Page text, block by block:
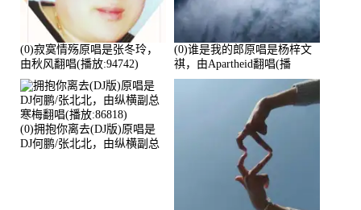
(0)寂寞情殇原唱是张冬玲，
由秋风翻唱(播放:94742)
(0)谁是我的郎原唱是杨梓文
祺，由Apartheid翻唱(播
放:94178)
(0)拥抱你离去(DJ版)原唱是
DJ何鹏/张北北，由纵横副总